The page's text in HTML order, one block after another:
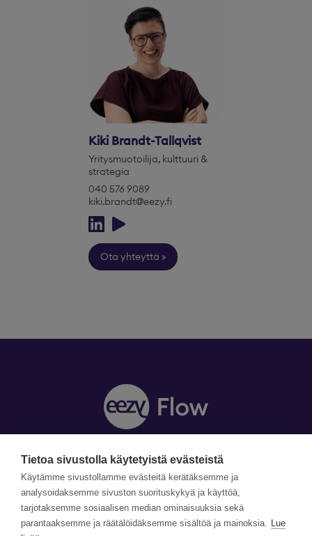
Kiki Brandt-Tallqvist
Yritysmuotoilija, kulttuuri &
strategia
040 576 9089
kiki.brandt@eezy.fi
Ota yhteyttä
Y-tunnus: 1990870-5
Yhteystiedot »
Tilaa uutiskirje »
©Copyright Eezy Flow 2026
Tietoa sivustolla käytetyistä evästeistä
Käytämme sivustollamme evästeitä kerätäksemme ja
analysoidaksemme sivuston suorituskykyä ja käyttöä,
tarjotaksemme sosiaalisen median ominaisuuksia sekä
parantaaksemme ja räätälöidäksemme sisältöä ja mainoksia. Lue